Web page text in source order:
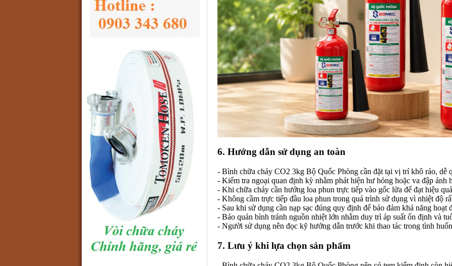
6. Hướng dẫn sử dụng an toàn
- Bình chữa cháy CO2 3kg Bộ Quốc Phòng cần đặt tại vị trí khô ráo, dễ
- Kiểm tra ngoại quan định kỳ nhằm phát hiện hư hỏng hoặc va đập ảnh
- Khi chữa cháy cần hướng loa phun trực tiếp vào gốc lửa để đạt hiệu
- Không cầm trực tiếp đầu loa phun trong quá trình sử dụng vì nhiệt độ
- Sau khi sử dụng cần nạp sạc đúng quy định để bảo đảm khả năng hoạt
- Bảo quản bình tránh nguồn nhiệt lớn nhằm duy trì áp suất ổn định và
- Người sử dụng nên đọc kỹ hướng dẫn trước khi thao tác trong tình
7. Lưu ý khi lựa chọn sản phẩm